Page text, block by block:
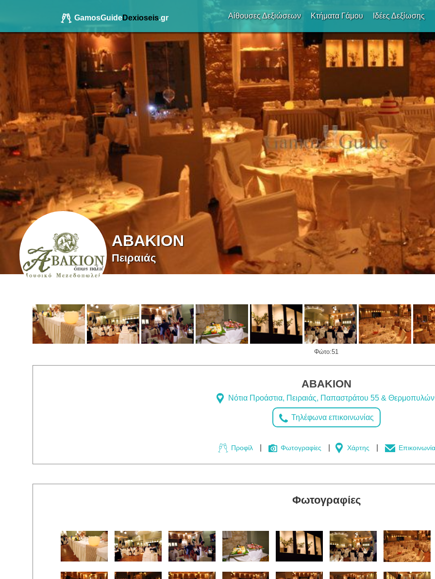
GamosGuideDexioseis.gr Αίθουσες Δεξιώσεων Κτήματα Γάμου Ιδέες Δεξίωσης
ΑΒΑΚΙΟΝ
Πειραιάς
Φώτο:51
ABAKION
Νότια Προάστια, Πειραιάς, Παπαστράτου 55 & Θερμοπυλών
Τηλέφωνα επικοινωνίας
Προφίλ Φωτογραφίες Χάρτης Επικοινωνία
Φωτογραφίες